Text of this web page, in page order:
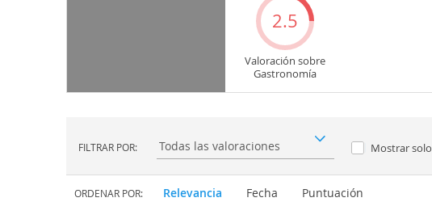
2.5
Valoración sobre
Gastronomía
FILTRAR POR: Filtrar por: Mostrar solo
ORDENAR POR: Relevancia Fecha Puntuación